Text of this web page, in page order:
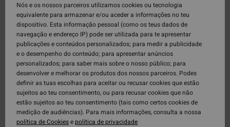
Nós e os nossos parceiros utilizamos cookies ou tecnologia
equivalente para armazenar e/ou aceder a informações no teu
dispositivo. Esta informação pessoal (como os teus dados de
navegação e endereço IP) pode ser utilizada para te apresentar
publicações e conteúdos personalizados; para medir a publicidade
e o desempenho do conteúdo; para apresentar anúncios
personalizados; para saber mais sobre o nosso público; para
desenvolver e melhorar os produtos dos nossos parceiros. Podes
definir as tuas escolhas para aceitar ou recusar cookies que estão
sujeitos ao teu consentimento, ou para recusar cookies que não
estão sujeitos ao teu consentimento (tais como certos cookies de
medição de audiências). Para mais informações, consulta a nossa
política de Cookiesepolítica de privacidade